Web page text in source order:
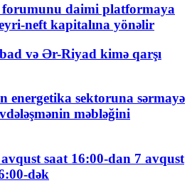
forumunu daimi platformaya
neft kapitalına yönəlir
və Ər-Riyad kimə qarşı
energetika sektoruna sərmayə
məbləğini
saat 16:00-dan 7 avqust
dək